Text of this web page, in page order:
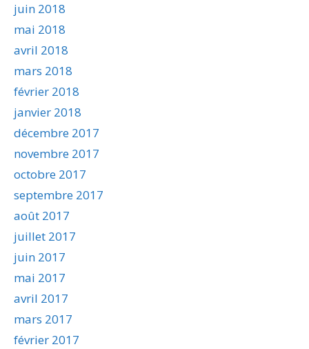
juin 2018
mai 2018
avril 2018
mars 2018
février 2018
janvier 2018
décembre 2017
novembre 2017
octobre 2017
septembre 2017
août 2017
juillet 2017
juin 2017
mai 2017
avril 2017
mars 2017
février 2017